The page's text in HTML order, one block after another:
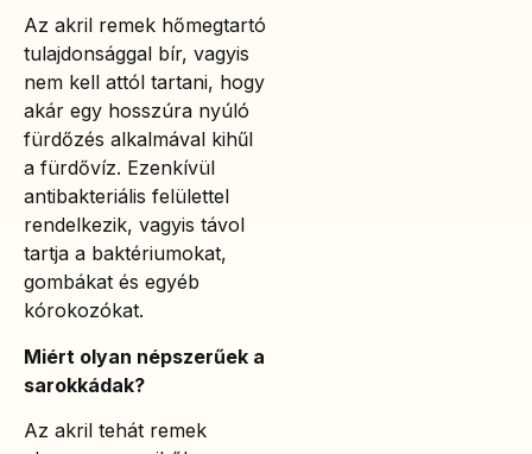
Az akril remek hőmegtartó
tulajdonsággal bír, vagyis
nem kell attól tartani, hogy
akár egy hosszúra nyúló
fürdőzés alkalmával kihűl
a fürdővíz. Ezenkívül
antibakteriális felülettel
rendelkezik, vagyis távol
tartja a baktériumokat,
gombákat és egyéb
kórokozókat.
Miért olyan népszerűek a
sarokkádak?
Az akril tehát remek